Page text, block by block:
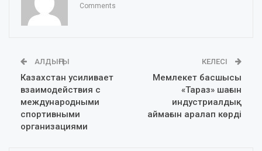
Comments
АЛДЫҢҒЫ
Казахстан усиливает
взаимодействия с
международными
спортивными
организациями
КЕЛЕСІ
Мемлекет басшысы
«Тараз» шағын
индустриалдық
аймағын аралап көрді